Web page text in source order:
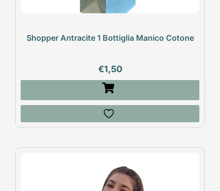
Shopper Antracite 1 Bottiglia Manico Cotone
€1,50